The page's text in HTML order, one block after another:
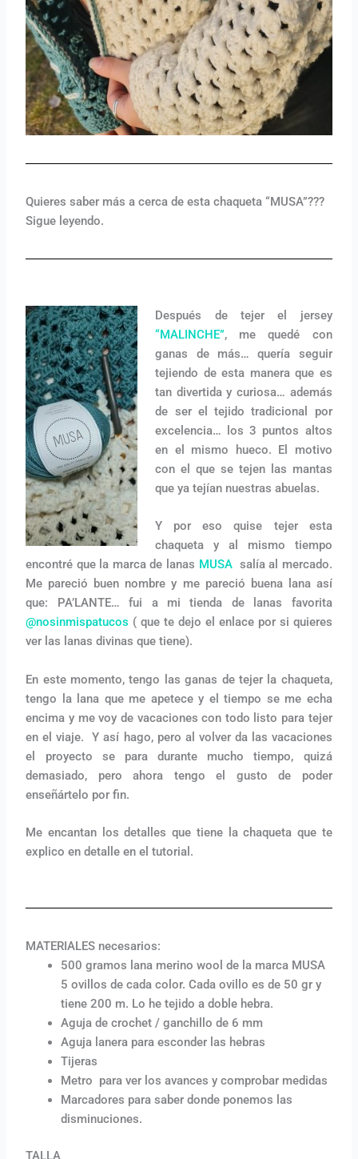
Quieres saber más a cerca de esta chaqueta “MUSA”???
Sigue leyendo.
Después de tejer el jersey
“MALINCHE”, me quedé con
ganas de más… quería seguir
tejiendo de esta manera que es
tan divertida y curiosa… además
de ser el tejido tradicional por
excelencia… los 3 puntos altos
en el mismo hueco. El motivo
con el que se tejen las mantas
que ya tejían nuestras abuelas.
Y por eso quise tejer esta
chaqueta y al mismo tiempo
encontré que la marca de lanas MUSA salía al mercado.
Me pareció buen nombre y me pareció buena lana así
que: PA’LANTE… fui a mi tienda de lanas favorita
@nosinmispatucos ( que te dejo el enlace por si quieres
ver las lanas divinas que tiene).
En este momento, tengo las ganas de tejer la chaqueta,
tengo la lana que me apetece y el tiempo se me echa
encima y me voy de vacaciones con todo listo para tejer
en el viaje. Y así hago, pero al volver da las vacaciones
el proyecto se para durante mucho tiempo, quizá
demasiado, pero ahora tengo el gusto de poder
enseñártelo por fin.
Me encantan los detalles que tiene la chaqueta que te
explico en detalle en el tutorial.
MATERIALES necesarios:
500 gramos lana merino wool de la marca MUSA
5 ovillos de cada color. Cada ovillo es de 50 gr y
tiene 200 m. Lo he tejido a doble hebra.
Aguja de crochet / ganchillo de 6 mm
Aguja lanera para esconder las hebras
Tijeras
Metro para ver los avances y comprobar medidas
Marcadores para saber donde ponemos las
disminuciones.
TALLA